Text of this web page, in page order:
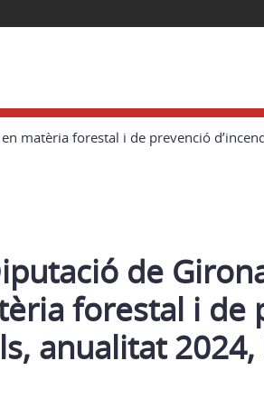
matèria forestal i de prevenció
de
forestal i de
anualitat